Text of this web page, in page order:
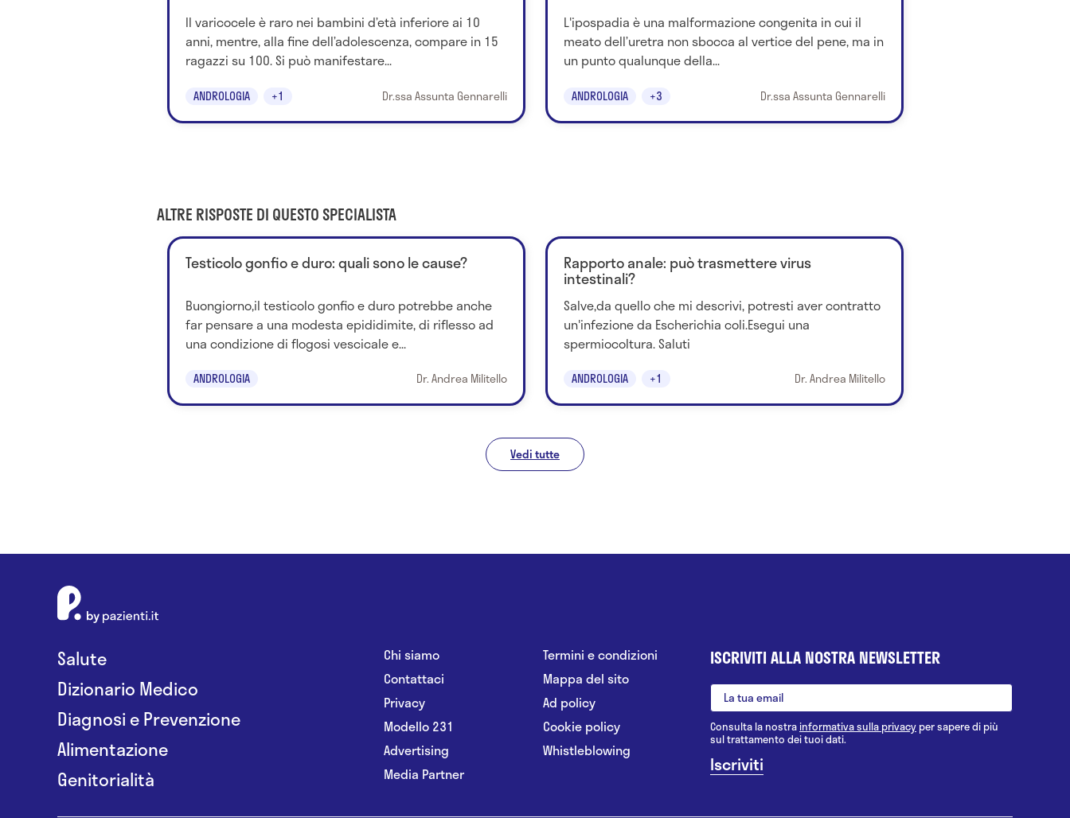
Il varicocele è raro nei bambini d’età inferiore ai 10
anni, mentre, alla fine dell’adolescenza, compare in 15
ragazzi su 100. Si può manifestare...
ANDROLOGIA +1 Dr.ssa Assunta Gennarelli
L'ipospadia è una malformazione congenita in cui il
meato dell’uretra non sbocca al vertice del pene, ma in
un punto qualunque della...
ANDROLOGIA +3 Dr.ssa Assunta Gennarelli
ALTRE RISPOSTE DI QUESTO SPECIALISTA
Testicolo gonfio e duro: quali sono le cause?
Buongiorno,il testicolo gonfio e duro potrebbe anche
far pensare a una modesta epididimite, di riflesso ad
una condizione di flogosi vescicale e...
ANDROLOGIA Dr. Andrea Militello
Rapporto anale: può trasmettere virus
intestinali?
Salve,da quello che mi descrivi, potresti aver contratto
un'infezione da Escherichia coli.Esegui una
spermiocoltura. Saluti
ANDROLOGIA +1 Dr. Andrea Militello
Vedi tutte
Salute
Dizionario Medico
Diagnosi e Prevenzione
Alimentazione
Genitorialità
Chi siamo
Contattaci
Privacy
Modello 231
Advertising
Media Partner
Termini e condizioni
Mappa del sito
Ad policy
Cookie policy
Whistleblowing
ISCRIVITI ALLA NOSTRA NEWSLETTER
Consulta la nostrainformativa sulla privacy per sapere di più
sul trattamento dei tuoi dati.